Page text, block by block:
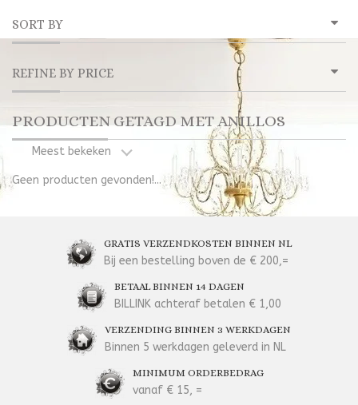
SORT BY
REFINE BY PRICE
PRODUCTEN GETAGD MET ANILLOS
Meest bekeken
Geen producten gevonden!...
GRATIS VERZENDKOSTEN BINNEN NL
Bij een bestelling boven de € 200,=
BETAAL BINNEN 14 DAGEN
BILLINK achteraf betalen € 1,00
VERZENDING BINNEN 3 WERKDAGEN
Binnen 5 werkdagen geleverd in NL
MINIMUM ORDERBEDRAG
vanaf € 15, =